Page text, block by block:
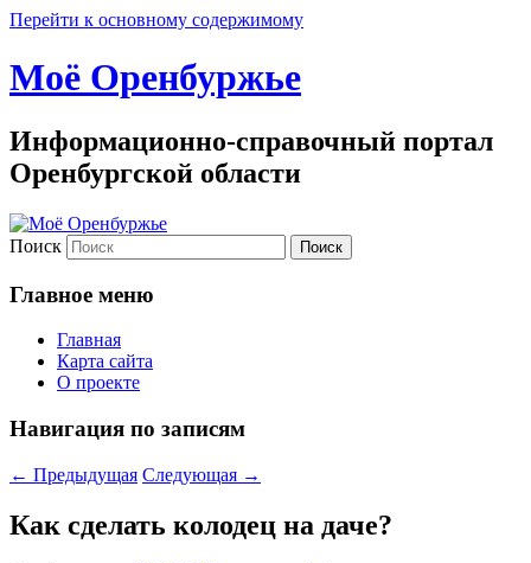
Перейти к основному содержимому
Моё Оренбуржье
Информационно-справочный портал
Оренбургской области
Поиск
Главное меню
Главная
Карта сайта
О проекте
Навигация по записям
← Предыдущая Следующая →
Как сделать колодец на даче?